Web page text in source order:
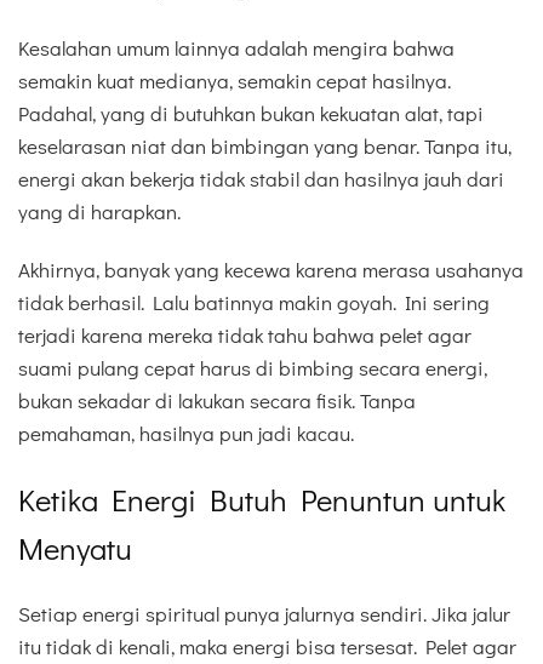
Kesalahan umum lainnya adalah mengira bahwa
semakin kuat medianya, semakin cepat hasilnya.
Padahal, yang di butuhkan bukan kekuatan alat, tapi
keselarasan niat dan bimbingan yang benar. Tanpa itu,
energi akan bekerja tidak stabil dan hasilnya jauh dari
yang di harapkan.
Akhirnya, banyak yang kecewa karena merasa usahanya
tidak berhasil. Lalu batinnya makin goyah. Ini sering
terjadi karena mereka tidak tahu bahwa pelet agar
suami pulang cepat harus di bimbing secara energi,
bukan sekadar di lakukan secara fisik. Tanpa
pemahaman, hasilnya pun jadi kacau.
Ketika Energi Butuh Penuntun untuk
Menyatu
Setiap energi spiritual punya jalurnya sendiri. Jika jalur
itu tidak di kenali, maka energi bisa tersesat. Pelet agar